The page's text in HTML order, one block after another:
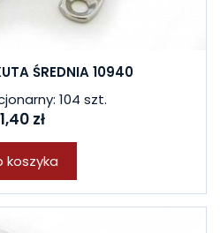
ŚREDNIA 10940
104 szt.
1,40 zł
koszyka